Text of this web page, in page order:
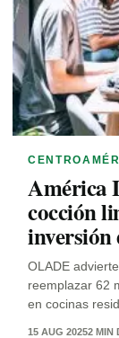
América
cocción
inversión
OLADE
reemplazar 62
en cocinas
15 AUG 20252 MIN